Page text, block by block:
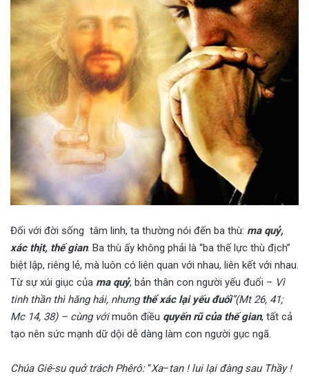
Đối với đời sống tâm linh, ta thường nói đến ba thù: ma quỷ,
xác thịt, thế gian. Ba thù ấy không phải là “ba thế lực thù địch”
biệt lập, riêng lẻ, mà luôn có liên quan với nhau, liên kết với nhau.
Từ sự xúi giục của ma quỷ, bản thân con người yếu đuối – Vì
tinh thần thì hăng hái, nhưngthể xác lại yếu đuối”(Mt 26, 41;
Mc 14, 38) – cùng vớimuôn điều quyến rũ của thế gian, tất cả
tạo nên sức mạnh dữ dội dễ dàng làm con người gục ngã.
Chúa Giê-su quở trách Phêrô:“Xa–tan ! lui lại đàng sau Thầy !